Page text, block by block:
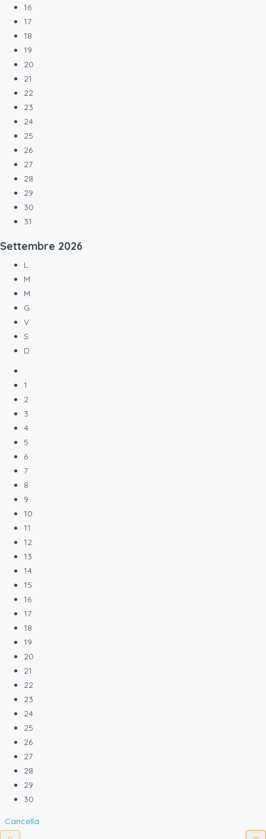
16
17
18
19
20
21
22
23
24
25
26
27
28
29
30
31
Settembre 2026
L
M
M
G
V
S
D
1
2
3
4
5
6
7
8
9
10
11
12
13
14
15
16
17
18
19
20
21
22
23
24
25
26
27
28
29
30
Cancella